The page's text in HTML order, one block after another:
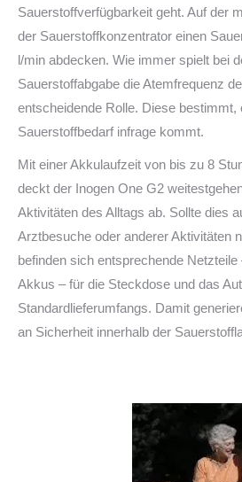
Sauerstoffverfügbarkeit geht. Auf der
der Sauerstoffkonzentrator einen
l/min abdecken. Wie immer spielt bei
Sauerstoffabgabe die Atemfrequenz
entscheidende Rolle. Diese bestimmt,
Sauerstoffbedarf infrage kommt.
Mit einer Akkulaufzeit von bis zu 8
deckt der Inogen One G2
Aktivitäten des Alltags ab. Sollte dies
Arztbesuche oder anderer Aktivitäten
befinden sich entsprechende
Akkus – für die Steckdose und das
Standardlieferumfangs. Damit
an Sicherheit innerhalb der